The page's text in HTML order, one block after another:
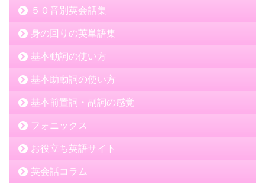
５０音別英会話集
身の回りの英単語集
基本動詞の使い方
基本助動詞の使い方
基本前置詞・副詞の感覚
フォニックス
お役立ち英語サイト
英会話コラム